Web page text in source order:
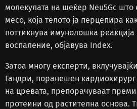
молекулата на шеќер Neu5Gc што
месо, која телото ја перцепира
поттикнува имунолошка
воспаление, објавува Index.
Затоа многу експерти,
Гандри, поранешен кардиохирург
на цревата, препорачуваат
протеини од растителна основа.